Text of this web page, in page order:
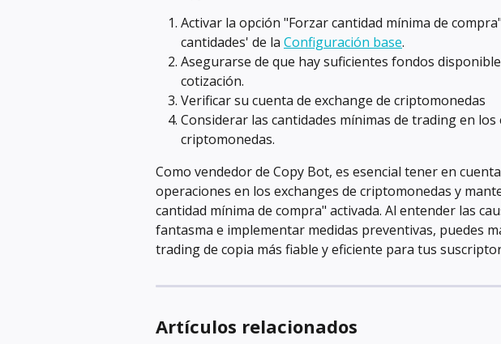
Activar la opción "Forzar cantidad mínima de
cantidades' de la Configuración base.
Asegurarse de que hay suficientes fondos
cotización.
Verificar su cuenta de exchange de criptomonedas
Considerar las cantidades mínimas de trading en los
criptomonedas.
Como vendedor de Copy Bot, es esencial tener en
operaciones en los exchanges de criptomonedas y
cantidad mínima de compra" activada. Al entender las
fantasma e implementar medidas preventivas, puedes
trading de copia más fiable y eficiente para tus
Artículos relacionados